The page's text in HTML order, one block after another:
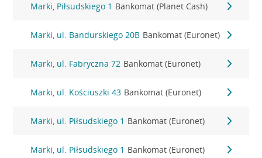
Marki, Piłsudskiego 1 Bankomat (Planet Cash)
Marki, ul. Bandurskiego 20B Bankomat (Euronet)
Marki, ul. Fabryczna 72 Bankomat (Euronet)
Marki, ul. Kościuszki 43 Bankomat (Euronet)
Marki, ul. Piłsudskiego 1 Bankomat (Euronet)
Marki, ul. Piłsudskiego 1 Bankomat (Euronet)